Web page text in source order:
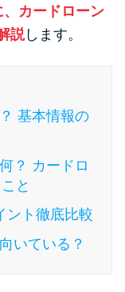
払いきると
りられるカ
カードローン
説します。
基本情報の
？ カードロ
と
ント徹底比較
いている？